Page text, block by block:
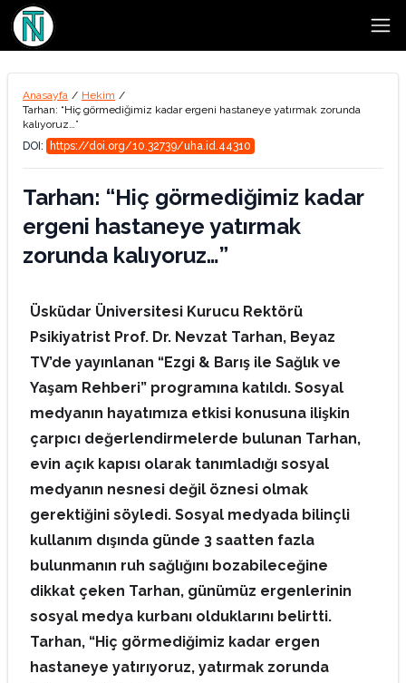
Anasayfa / Hekim /
Tarhan: “Hiç görmediğimiz kadar ergeni hastaneye yatırmak zorunda
kalıyoruz…”
DOI:
https://doi.org/10.32739/uha.id.44310
Tarhan: “Hiç görmediğimiz kadar
ergeni hastaneye yatırmak
zorunda kalıyoruz…”
Üsküdar Üniversitesi Kurucu Rektörü
Psikiyatrist Prof. Dr. Nevzat Tarhan, Beyaz
TV’de yayınlanan “Ezgi & Barış ile Sağlık ve
Yaşam Rehberi” programına katıldı. Sosyal
medyanın hayatımıza etkisi konusuna ilişkin
çarpıcı değerlendirmelerde bulunan Tarhan,
evin açık kapısı olarak tanımladığı sosyal
medyanın nesnesi değil öznesi olmak
gerektiğini söyledi. Sosyal medyada bilinçli
kullanım dışında günde 3 saatten fazla
bulunmanın ruh sağlığını bozabileceğine
dikkat çeken Tarhan, günümüz ergenlerinin
sosyal medya kurbanı olduklarını belirtti.
Tarhan, “Hiç görmediğimiz kadar ergen
hastaneye yatırıyoruz, yatırmak zorunda